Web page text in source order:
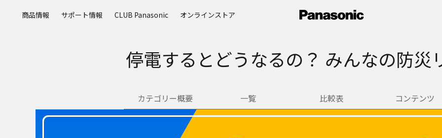
商品情報 サポート情報 CLUB Panasonic オンラインストア
停電するとどうなるの？ みんなの防災
カテゴリー概要 一覧 比較表 コンテンツ